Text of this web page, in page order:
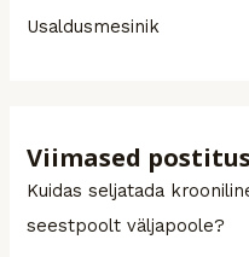
Usaldusmesinik
Viimased
Kuidas seljatada
seestpoolt väljapoole?